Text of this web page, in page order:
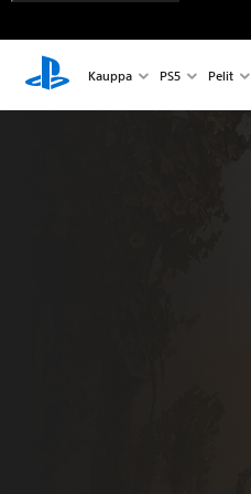
Kauppa PS5 Pelit